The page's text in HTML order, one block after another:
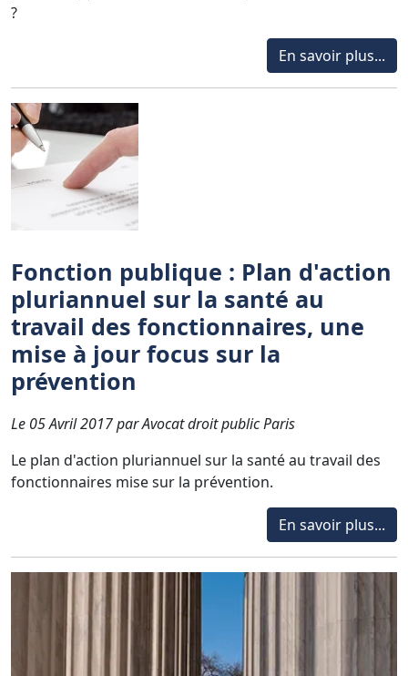
?
En savoir plus...
Fonction publique : Plan d'action
pluriannuel sur la santé au
travail des fonctionnaires, une
mise à jour focus sur la
prévention
Le 05 Avril 2017 par Avocat droit public Paris
Le plan d'action pluriannuel sur la santé au travail des
fonctionnaires mise sur la prévention.
En savoir plus...